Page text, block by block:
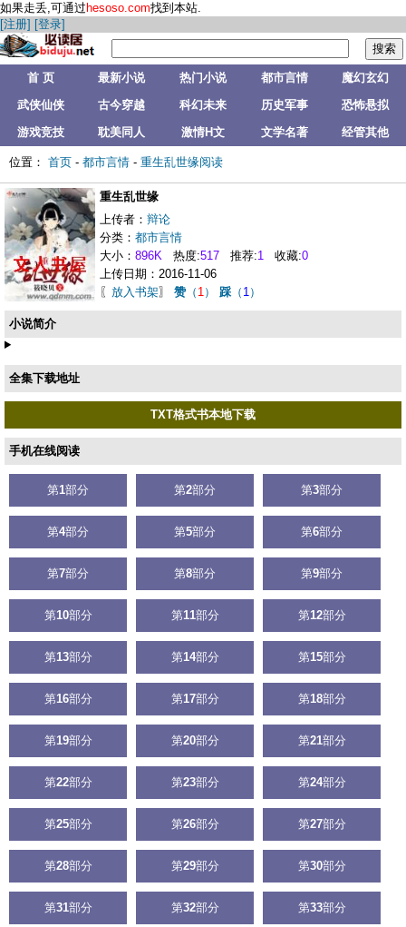
如果走丢,可通过hesoso.com找到本站.
[注册] [登录]
首 页 最新小说 热门小说 都市言情
魔幻玄幻
武侠仙侠
古今穿越 科幻未来 历史军事
恐怖悬拟
游戏竞技
耽美同人 激情H文 文学名著 经管其他
位置： 首页 - 都市言情 - 重生乱世缘阅读
重生乱世缘
上传者： 辩论
分类： 都市言情
大小： 896K 热度:517 推荐:1 收藏:0
上传日期：2016-11-06
〖 放入书架〗 赞 （ 1） 踩（ 1）
小说简介
全集下载地址
TXT格式书本地下载
手机在线阅读
第1部分 第2部分 第3部分
第4部分 第5部分 第6部分
第7部分 第8部分 第9部分
第10部分 第11部分 第12部分
第13部分 第14部分 第15部分
第16部分 第17部分 第18部分
第19部分 第20部分 第21部分
第22部分 第23部分 第24部分
第25部分 第26部分 第27部分
第28部分 第29部分 第30部分
第31部分 第32部分 第33部分